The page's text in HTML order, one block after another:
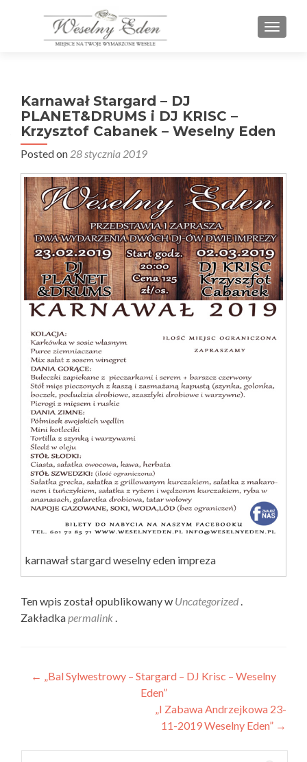
Karnawał Stargard – DJ
PLANET&DRUMS i DJ KRISC –
Krzysztof Cabanek – Weselny Eden
Posted on 28 stycznia 2019
karnawał stargard weselny eden impreza
Ten wpis został opublikowany w Uncategorized
Zakładka permalink
Zobacz
←
„Bal Sylwestrowy – Stargard – DJ Krisc – Weselny
Eden”
„I Zabawa Andrzejkowa 23-
11-2019 Weselny Eden” →